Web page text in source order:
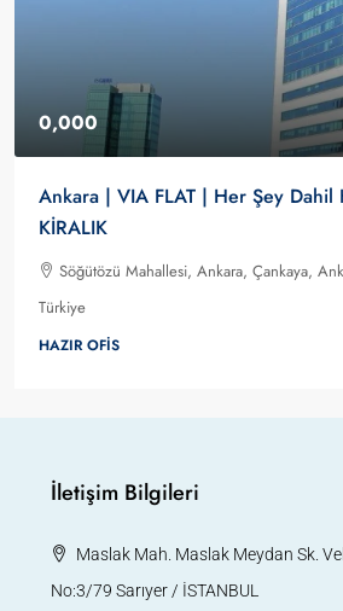
0,000
Ankara | VIA FLAT | Her Şey Dahil
KİRALIK
Söğütözü Mahallesi, Ankara, Çankaya,
Türkiye
HAZIR OFIS
İletişim Bilgileri
Maslak Mah. Maslak Meydan Sk.
No:3/79 Sarıyer / İSTANBUL